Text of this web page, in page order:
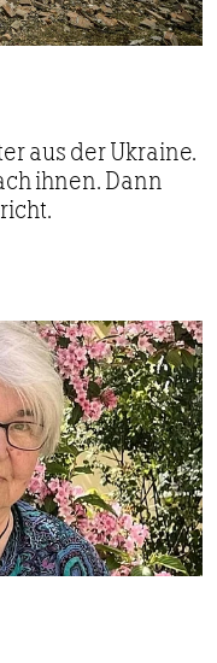
aus der Ukraine.
ihnen. Dann